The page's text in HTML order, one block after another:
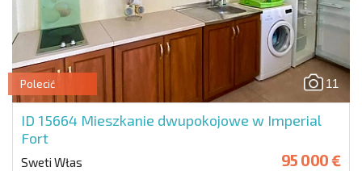
11
Polecić
ID 15664 Mieszkanie dwupokojowe w Imperial
Fort
Sweti Włas 95 000 €